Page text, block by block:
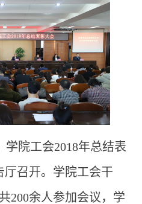
学院工会2018年总结表
厅召开。学院工会干
200余人参加会议，学